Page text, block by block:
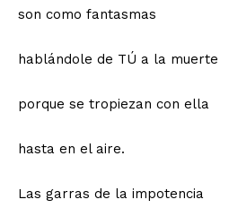
son como fantasmas
hablándole de TÚ a la muerte
porque se tropiezan con ella
hasta en el aire.
Las garras de la impotencia